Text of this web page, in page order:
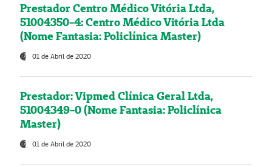
Prestador Centro Médico Vitória Ltda,
51004350-4: Centro Médico Vitória Ltda
(Nome Fantasia: Policlínica Master)
01 de Abril de 2020
Prestador: Vipmed Clínica Geral Ltda,
51004349-0 (Nome Fantasia: Policlínica
Master)
01 de Abril de 2020